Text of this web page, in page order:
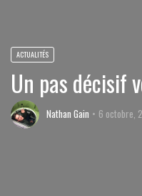
ACTUALITÉS
Un pas décisif
Nathan Gain 6 octobre,